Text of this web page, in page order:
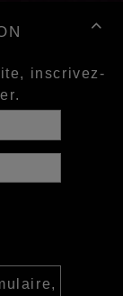

inscrivez-